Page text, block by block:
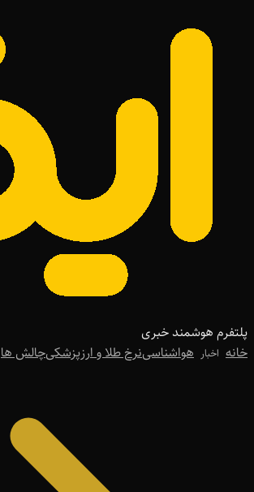
پلتفرم هوشمند خبری
خانه اخبار هواشناسینرخ طلا و ارزپزشکیچالش ها